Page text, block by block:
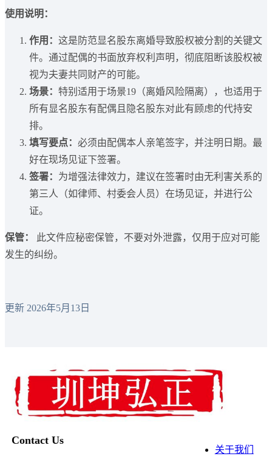
使用说明：
作用： 这是防范显名股东离婚导致股权被分割的关键文
件。通过配偶的书面放弃权利声明，彻底阻断该股权被
视为夫妻共同财产的可能。
场景： 特别适用于场景19（离婚风险隔离），也适用于
所有显名股东有配偶且隐名股东对此有顾虑的代持安
排。
填写要点： 必须由配偶本人亲笔签字，并注明日期。最
好在现场见证下签署。
签署： 为增强法律效力，建议在签署时由无利害关系的
第三人（如律师、村委会人员）在场见证，并进行公
证。
保管：
此文件应秘密保管，不要对外泄露，仅用于应对可能
发生的纠纷。
更新 2026年5月13日
Contact Us
关于我们